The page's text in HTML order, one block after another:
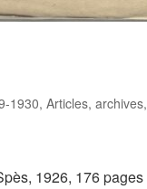
1930,Articles,
1926, 176 pages